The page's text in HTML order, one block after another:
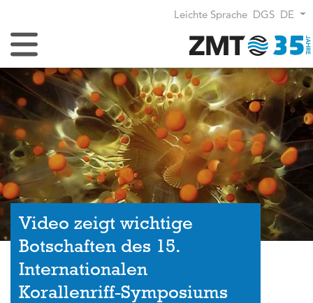
Leichte Sprache DGS DE
Navigation umschalten
Video zeigt wichtige
Botschaften des 15.
Internationalen
Korallenriff-Symposiums